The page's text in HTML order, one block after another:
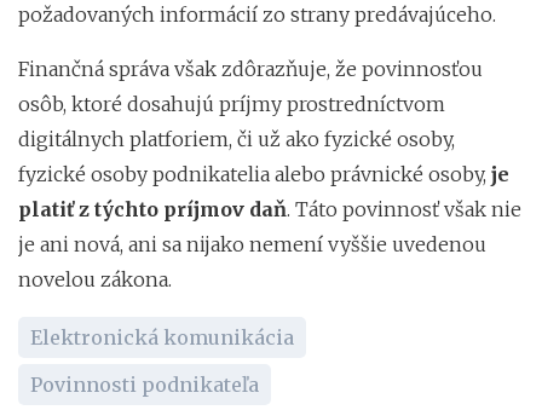
požadovaných informácií zo strany predávajúceho.
Finančná správa však zdôrazňuje, že povinnosťou
osôb, ktoré dosahujú príjmy prostredníctvom
digitálnych platforiem, či už ako fyzické osoby,
fyzické osoby podnikatelia alebo právnické osoby, je
platiť z týchto príjmov daň. Táto povinnosť však nie
je ani nová, ani sa nijako nemení vyššie uvedenou
novelou zákona.
Elektronická komunikácia
Povinnosti podnikateľa